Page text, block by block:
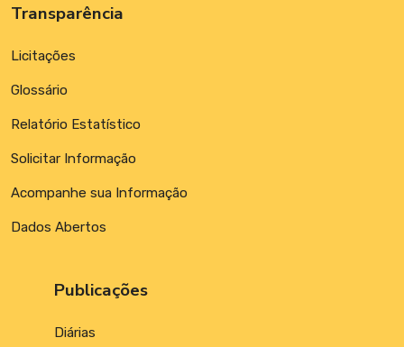
Transparência
Licitações
Glossário
Relatório Estatístico
Solicitar Informação
Acompanhe sua Informação
Dados Abertos
Publicações
Diárias